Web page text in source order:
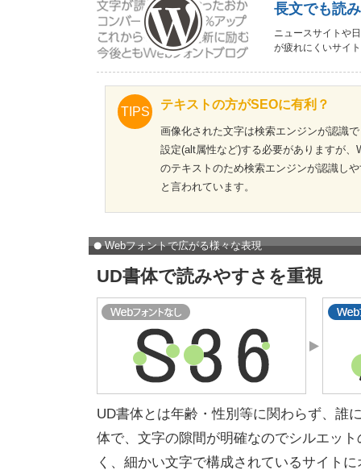
長文でも読
ニュースサイトや
が疲れにくいサイ
TIPS
テキストの方がSEOに有利？
画像化された文字は検索エンジンが認識
設定(alt属性など)する必要がありますが
のテキストのため検索エンジンが認識し
と言われています。
Webフォントで広がる様々な表現
UD書体で読みやすさを重視
UD書体とは年齢・性別等に関わらず、誰
体で、文字の隙間が明確なのでシルエッ
く、細かい文字で構成されているサイト